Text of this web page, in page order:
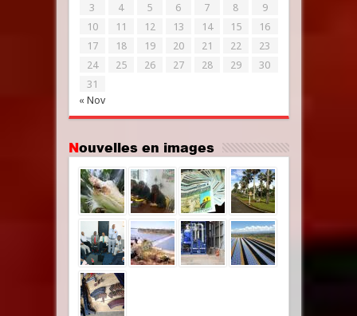
« Nov
3
4 5 6 7 8
9
10
11 12 13 14 15
16
17
18 19 20 21 22
23
24
25 26 27 28 29
30
31
Nouvelles en images